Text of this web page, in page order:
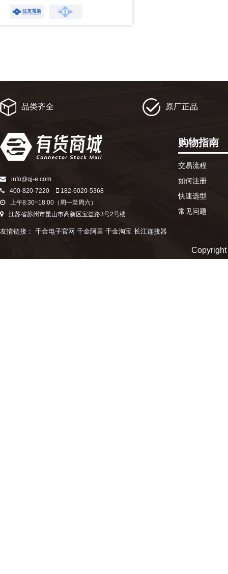
品类齐全 原厂正品
info@qj-e.com
400-820-7220
182-6020-5368
上午8:30~18:00（周一至周六）
江苏省苏州市昆山市高新区宝益路3号2号楼
购物指南
交易流程
如何注册
快速选型
常见问题
友情链接： 千金电子官网 千金阿里 千金淘宝 长江连接器